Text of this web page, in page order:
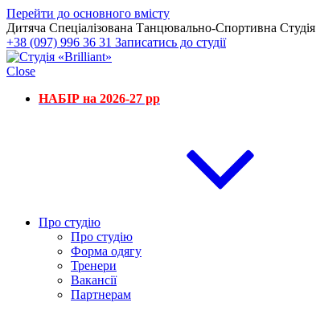
Перейти до основного вмісту
Дитяча Спеціалізована Танцювально-Спортивна Студія
+38 (097) 996 36 31 Записатись до студії
Close
НАБІР на 2026-27 рр
Про студію
Про студію
Форма одягу
Тренери
Вакансії
Партнерам